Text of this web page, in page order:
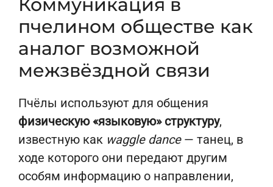
Коммуникация в
пчелином обществе как
аналог возможной
межзвёздной связи
Пчёлы используют для общения
физическую «языковую» структуру,
известную как waggle dance— танец, в
ходе которого они передают другим
особям информацию о направлении,